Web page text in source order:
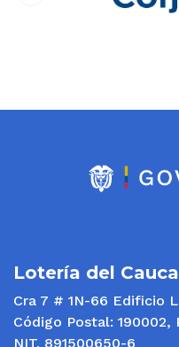
Lotería del Cauca
Cra 7 # 1N-66 Edificio
Código Postal: 190002,
NIT. 891500650-6